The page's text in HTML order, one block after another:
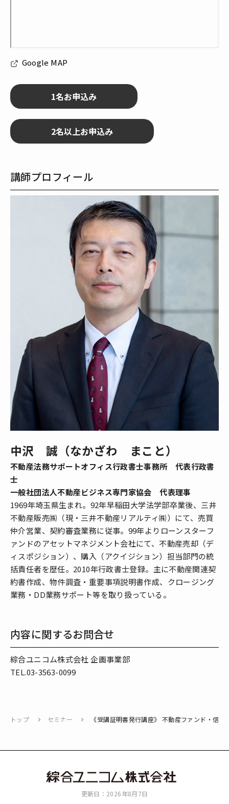
Google MAP
講師プロフィール
中沢 誠（なかざわ まこと）
不動産法務サポートオフィス行政書士事務所 代表行政書
士
一般社団法人不動産ビジネス専門家協会 代表理事
1969年埼玉県生まれ。92年早稲田大学法学部卒業後、三井
不動産販売㈱（現・三井不動産リアルティ㈱）にて、売買
仲介営業、契約審査業務に従事。99年よりローンスターフ
ァンドのアセットマネジメント会社にて、不動産売却（デ
ィスポジション）、購入（アクイジション）担当部門の統
括責任者を歴任。2010年行政書士登録。主に不動産関連契
約書作成、物件調査・重要事項説明書作成、クロージング
業務・DD業務サポート等を取り扱っている。
内容に関するお問合せ
綜合ユニコム株式会社 企画事業部
TEL.03-3563-0099
トップ セミナー 《受講証明書発行講座》 不動産ファンド・信
更新日：2026年8月7日